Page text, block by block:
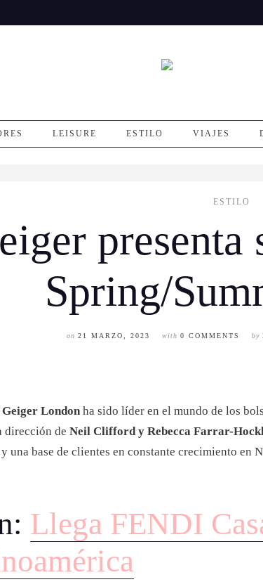
LEISURE ESTILO VIAJES
ESTILO
presenta
Spring/
on 21 MARZO, 2023 with 0 COMMENTS by
London ha sido líder en el mundo de los
dirección de Neil Clifford y Rebecca Farrar-
una base de clientes en constante crecimiento en
Llega FENDI